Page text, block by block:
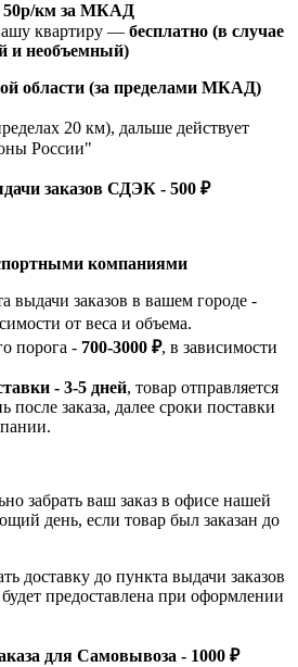
50р/км за МКАД
квартиру — бесплатно (в случае
и необъемный)
области (за пределами МКАД)
20 км), дальше действует
России"
заказов СДЭК - 500 ₽
компаниями
выдачи заказов в вашем городе -
от веса и объема.
порога - 700-3000 ₽, в зависимости
- 3-5 дней, товар отправляется
заказа, далее сроки поставки
забрать ваш заказ в офисе нашей
день, если товар был заказан до
доставку до пункта выдачи заказов
предоставлена при оформлении
для Самовывоза - 1000 ₽